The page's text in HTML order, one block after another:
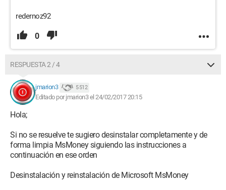
redernoz92
0
RESPUESTA 2 / 4
jmarion3 5 512
Editado por jmarion3 el 24/02/2017 20:15
Hola;
Si no se resuelve te sugiero desinstalar completamente y de
forma limpia MsMoney siguiendo las instrucciones a
continuación en ese orden
Desinstalación y reinstalación de Microsoft MsMoney